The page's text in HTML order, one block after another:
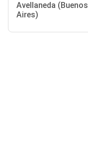
Avellaneda (Buenos
Aires)